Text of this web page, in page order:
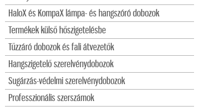
HaloX és KompaX lámpa- és hangszóró dobozok
Termékek külső hőszigetelésbe
Tűzzáró dobozok és fali átvezetők
Hangszigetelő szerelvénydobozok
Sugárzás-védelmi szerelvénydobozok
Professzionális szerszámok